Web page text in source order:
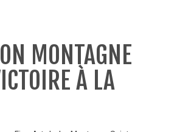
MONTAGNE
À LA